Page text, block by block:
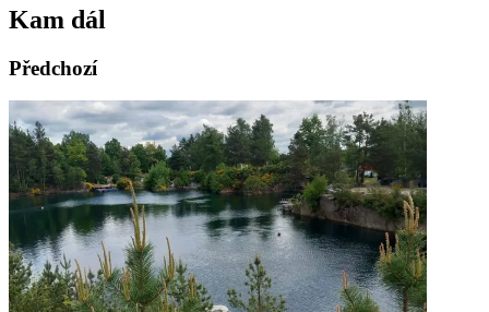
Kam dál
Předchozí